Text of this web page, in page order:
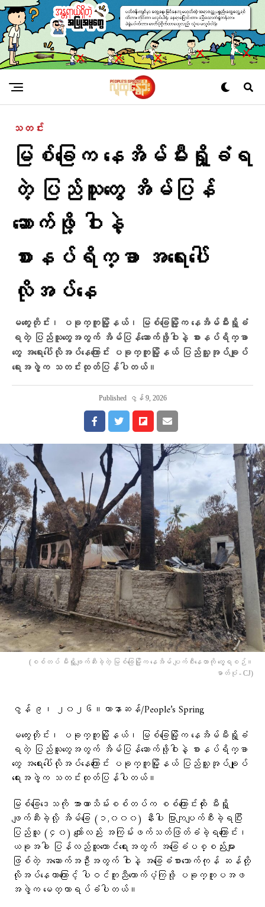
သတင်း
မြစ်ခြေက နေအိမ်မီးရှို့ခံရ
တဲ့ ပြည်သူတွေ အိမ်ပြန်
ဆောက်ဖို့ ဝါးနဲ့
စားနပ်ရိက္ခာ အရေးပေါ်
လိုအပ်နေ
​မကွေးတိုင်း၊ ပခုက္ကူမြို့နယ်၊ မြစ်ခြေမြို့က နေအိမ်မီးရှို့ခံ
ရတဲ့ ပြည်သူတွေအတွက် အိမ်ပြန်ဆောက်ဖို့ဝါးနဲ့ စားနပ်ရိက္ခာ
တွေ အရေးပေါ်လိုအပ်နေကြောင်း ပခုက္ကူမြို့နယ် ပြည်သူ့အုပ်ချုပ်
ရေးအဖွဲ့က သတင်းထုတ်ပြန်ပါတယ်။
Published ဇွန် 9, 2026
(စစ်တပ် မီးရှို့ဖျက်ဆီးခဲ့တဲ့ မြစ်ခြေမြို့က နေအိမ် ပျက်စီးနေတာကို တွေ့ရစဉ်။
ဓာတ်ပုံ - CJ)
ဇွန် ၉၊ ၂၀၂၆။ဟာနာဆန်/People’s Spring
​မကွေးတိုင်း၊ ပခုက္ကူမြို့နယ်၊ မြစ်ခြေမြို့က နေအိမ်မီးရှို့ခံ
ရတဲ့ ပြည်သူတွေအတွက် အိမ်ပြန်ဆောက်ဖို့ဝါးနဲ့ စားနပ်ရိက္ခာ
တွေ အရေးပေါ်လိုအပ်နေကြောင်း ပခုက္ကူမြို့နယ် ပြည်သူ့အုပ်ချုပ်
ရေးအဖွဲ့က သတင်းထုတ်ပြန်ပါတယ်။
မြစ်ခြေဒေသကို အာဏာသိမ်းစစ်တပ်က စစ်ကြောင်းထိုး မီးရှို့
ဖျက်ဆီးခဲ့လို့ အိမ်ခြေ (၁,၀၀၀) နီးပါး ပြာကျပျက်စီးခဲ့ရပြီး
ပြည်သူ (၄၀) ကျော်လည်း အကြမ်းဖက်သတ်ဖြတ်ခံခဲ့ရကြောင်း၊
ယခုအခါ ပြန်လည်ထူထောင်ရေးအတွက် အခြေခံပစ္စည်းများ
ဖြစ်တဲ့ အဆောက်အဦးအတွက် ဝါးနဲ့ အခြေခံစားသောက်ကုန် ဆန်တို့
လိုအပ်နေတာကြောင့် ပါဝင်ကူညီထောက်ပံ့ကြဖို့ ပခုက္ကူပအဖ
အဖွဲ့က မေတ္တာရပ်ခံပါတယ်။